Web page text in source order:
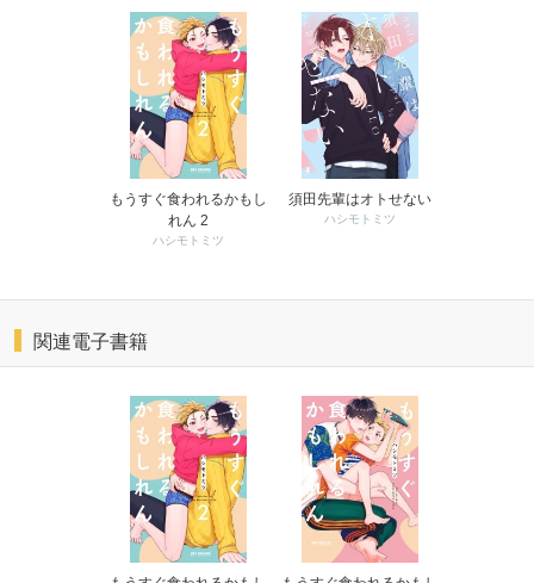
もうすぐ食われるかもし
れん 2
ハシモトミツ
須田先輩はオトせない
ハシモトミツ
関連電子書籍